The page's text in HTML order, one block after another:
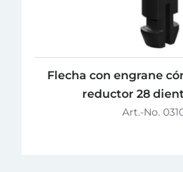
Flecha con engrane
reductor 28
Art.-No.